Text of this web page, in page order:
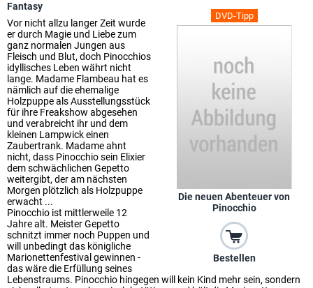
DVD-Tipp
Die neuen Abenteuer von
Pinocchio
Bestellen
Fantasy
Vor nicht allzu langer Zeit wurde
er durch Magie und Liebe zum
ganz normalen Jungen aus
Fleisch und Blut, doch Pinocchios
idyllisches Leben währt nicht
lange. Madame Flambeau hat es
nämlich auf die ehemalige
Holzpuppe als Ausstellungsstück
für ihre Freakshow abgesehen
und verabreicht ihr und dem
kleinen Lampwick einen
Zaubertrank. Madame ahnt
nicht, dass Pinocchio sein Elixier
dem schwächlichen Gepetto
weitergibt, der am nächsten
Morgen plötzlich als Holzpuppe
erwacht ...
Pinocchio ist mittlerweile 12
Jahre alt. Meister Gepetto
schnitzt immer noch Puppen und
will unbedingt das königliche
Marionettenfestival gewinnen -
das wäre die Erfüllung seines
Lebenstraums. Pinocchio hingegen will kein Kind mehr sein, sondern